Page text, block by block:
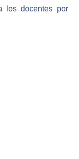
los docentes por